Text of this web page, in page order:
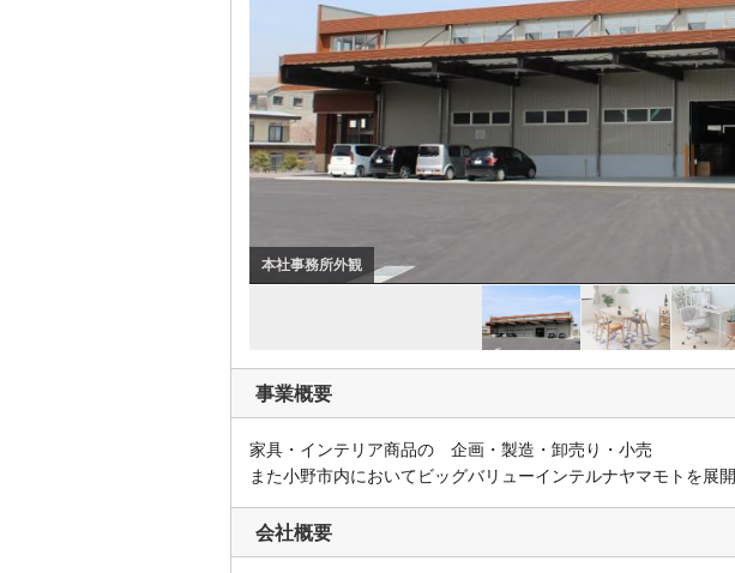
商品
事業概要
家具・インテリア商品の 企画・製造・卸売り・小売
また小野市内においてビッグバリューインテルナヤマモトを展開
会社概要